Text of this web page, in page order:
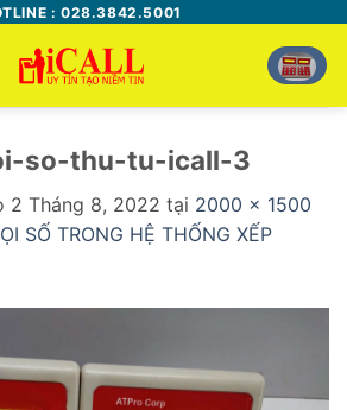
: 028.3842.5001
so-thu-tu-icall-3
2 Tháng 8, 2022 tại 2000 × 1500
SỐ TRONG HỆ THỐNG XẾP